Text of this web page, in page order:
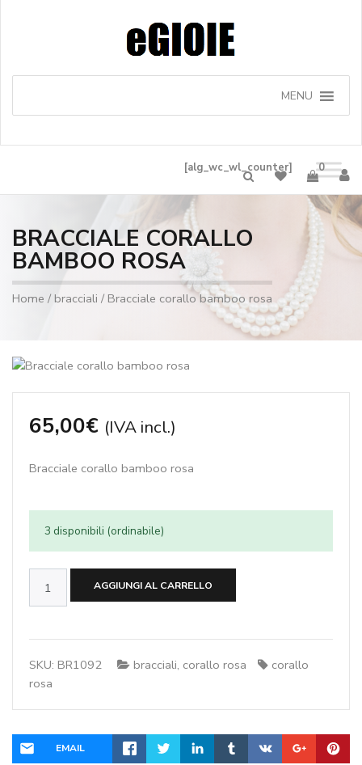
MENU
[alg_wc_wl_counter] 0
BRACCIALE CORALLO
BAMBOO ROSA
Home / bracciali / Bracciale corallo bamboo rosa
65,00€ (IVA incl.)
Bracciale corallo bamboo rosa
3 disponibili (ordinabile)
corallo
AGGIUNGI AL CARRELLO
SKU: BR1092 bracciali, corallo rosa
corallo
rosa
EMAIL